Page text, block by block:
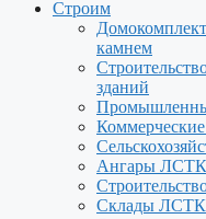
Строим
камнем
зданий
Ангары ЛСТК
Склады ЛСТК